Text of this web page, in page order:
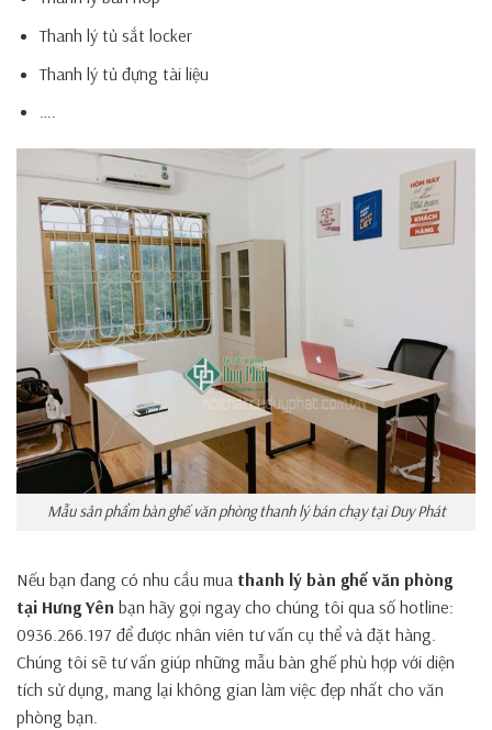
Thanh lý tủ sắt locker
Thanh lý tủ đựng tài liệu
….
Mẫu sản phẩm bàn ghế văn phòng thanh lý bán chạy tại Duy Phát
Nếu bạn đang có nhu cầu mua thanh lý bàn ghế văn phòng
tại Hưng Yên bạn hãy gọi ngay cho chúng tôi qua số hotline:
0936.266.197 để được nhân viên tư vấn cụ thể và đặt hàng.
Chúng tôi sẽ tư vấn giúp những mẫu bàn ghế phù hợp với diện
tích sử dụng, mang lại không gian làm việc đẹp nhất cho văn
phòng bạn.